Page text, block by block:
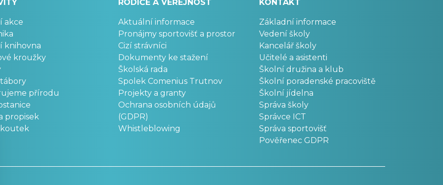
akce
knihovna
kroužky
přírodu
propisek
RODIČE A VEŘEJNOST
Aktuální informace
Pronájmy sportovišť a prostor
Cizí strávníci
Dokumenty ke stažení
Školská rada
Spolek Comenius Trutnov
Projekty a granty
Ochrana osobních údajů
(GDPR)
Whistleblowing
KONTAKT
Základní informace
Vedení školy
Kancelář školy
Učitelé a asistenti
Školní družina a klub
Školní poradenské pracoviště
Školní jídelna
Správa školy
Správce ICT
Správa sportovišť
Pověřenec GDPR